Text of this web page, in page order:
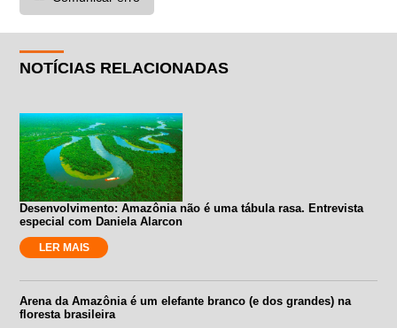
NOTÍCIAS RELACIONADAS
Desenvolvimento: Amazônia não é uma tábula rasa. Entrevista
especial com Daniela Alarcon
LER MAIS
Arena da Amazônia é um elefante branco (e dos grandes) na
floresta brasileira